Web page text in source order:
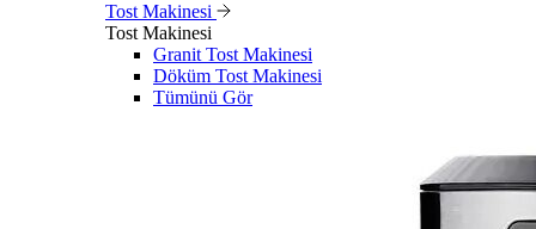
Tost Makinesi
Tost Makinesi
Granit Tost Makinesi
Döküm Tost Makinesi
Tümünü Gör